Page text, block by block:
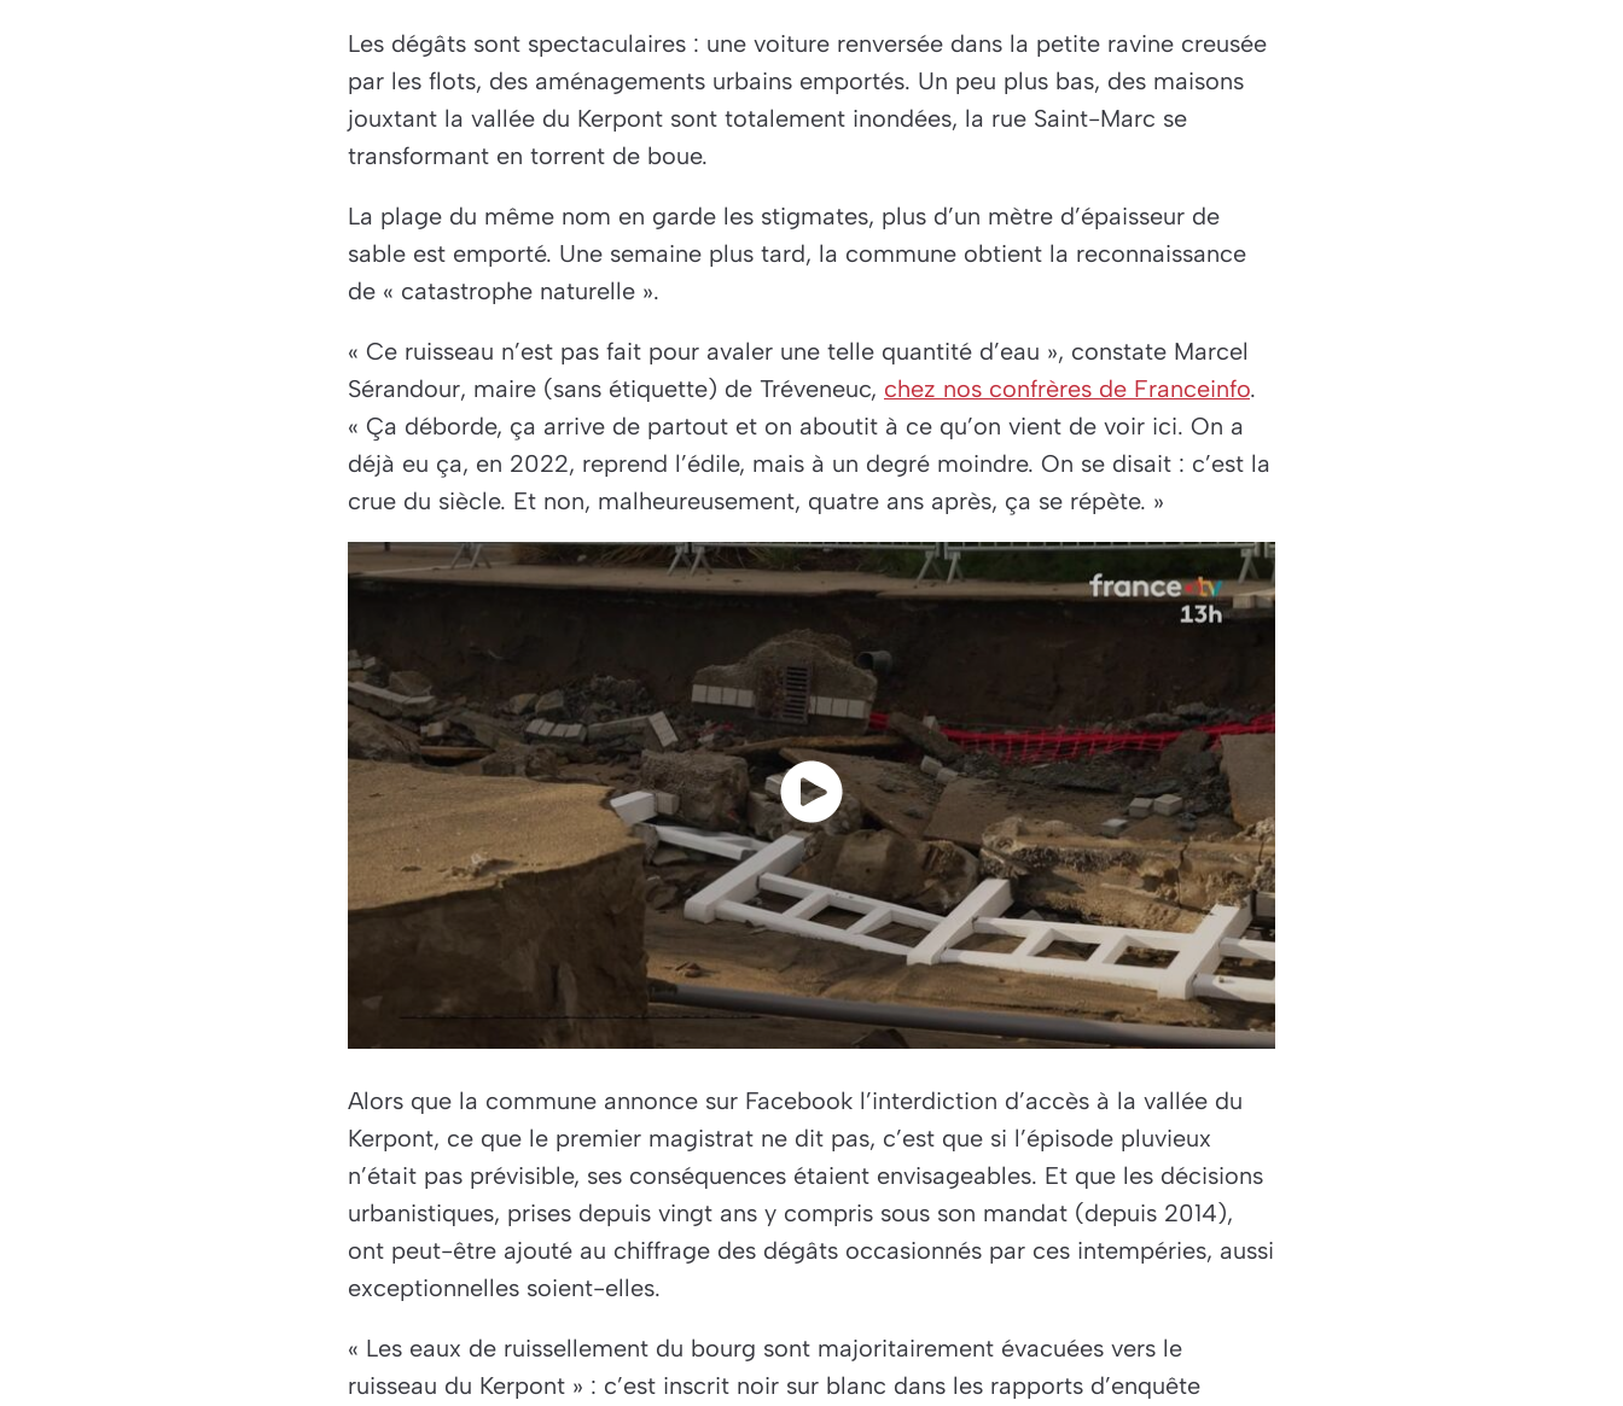
Les dégâts sont spectaculaires : une voiture renversée dans la petite ravine creusée
par les flots, des aménagements urbains emportés. Un peu plus bas, des maisons
jouxtant la vallée du Kerpont sont totalement inondées, la rue Saint-Marc se
transformant en torrent de boue.
La plage du même nom en garde les stigmates, plus d’un mètre d’épaisseur de
sable est emporté. Une semaine plus tard, la commune obtient la reconnaissance
de « catastrophe naturelle ».
« Ce ruisseau n’est pas fait pour avaler une telle quantité d’eau », constate Marcel
Sérandour, maire (sans étiquette) de Tréveneuc, chez nos confrères de Franceinfo.
« Ça déborde, ça arrive de partout et on aboutit à ce qu’on vient de voir ici. On a
déjà eu ça, en 2022, reprend l’édile, mais à un degré moindre. On se disait : c’est la
crue du siècle. Et non, malheureusement, quatre ans après, ça se répète. »
Alors que la commune annonce sur Facebook l’interdiction d’accès à la vallée du
Kerpont, ce que le premier magistrat ne dit pas, c’est que si l’épisode pluvieux
n’était pas prévisible, ses conséquences étaient envisageables. Et que les décisions
urbanistiques, prises depuis vingt ans y compris sous son mandat (depuis 2014),
ont peut-être ajouté au chiffrage des dégâts occasionnés par ces intempéries, aussi
exceptionnelles soient-elles.
« Les eaux de ruissellement du bourg sont majoritairement évacuées vers le
ruisseau du Kerpont » : c’est inscrit noir sur blanc dans les rapports d’enquête